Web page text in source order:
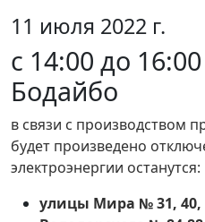
11 июля 2022 г.
с 14:00 до
Бодайбо
в связи с производством
будет произведено
электроэнергии останутся:
улицы Мира № 31, 40,